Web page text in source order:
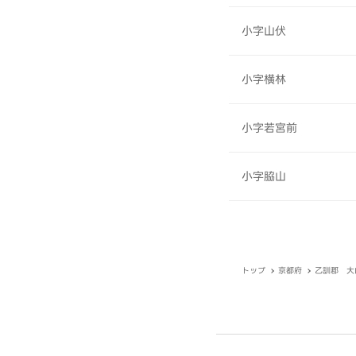
小字山伏
小字横林
小字若宮前
小字脇山
トップ 京都府 乙訓郡 大